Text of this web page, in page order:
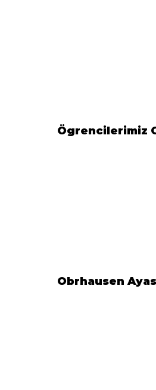
Ögrencilerimiz
Obrhausen